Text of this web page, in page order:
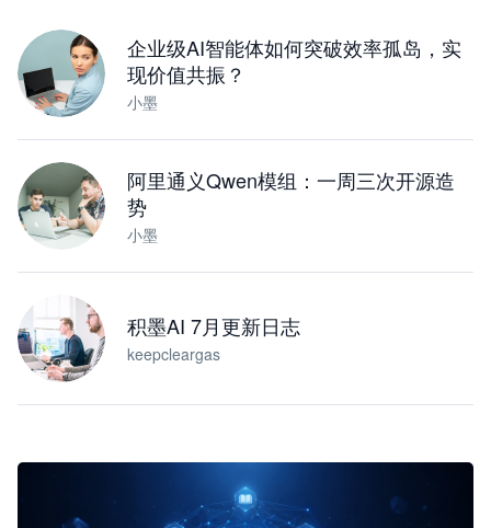
企业级AI智能体如何突破效率孤岛，实
现价值共振？
小墨
阿里通义Qwen模组：一周三次开源造
势
小墨
积墨AI 7月更新日志
keepcleargas